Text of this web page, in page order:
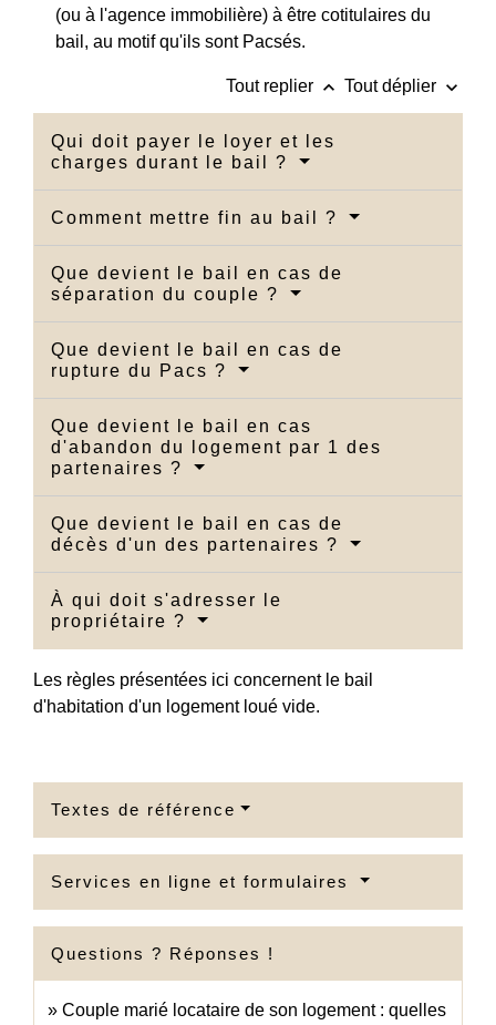
(ou à l'agence immobilière) à être cotitulaires du
bail, au motif qu'ils sont Pacsés.
Tout replier keyboard_arrow_up Tout déplier keyboard_arrow_down
Qui doit payer le loyer et les
charges durant le bail ?
Comment mettre fin au bail ?
Que devient le bail en cas de
séparation du couple ?
Que devient le bail en cas de
rupture du Pacs ?
Que devient le bail en cas
d'abandon du logement par 1 des
partenaires ?
Que devient le bail en cas de
décès d'un des partenaires ?
À qui doit s'adresser le
propriétaire ?
Les règles présentées ici concernent le bail
d'habitation d'un logement loué vide.
Textes de référence
Services en ligne et formulaires
Questions ? Réponses !
Couple marié locataire de son logement : quelles